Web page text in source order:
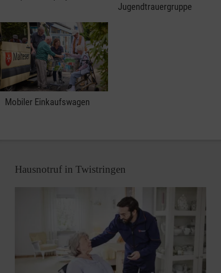
Jugendtrauergruppe
Mobiler Einkaufswagen
Hausnotruf in Twistringen